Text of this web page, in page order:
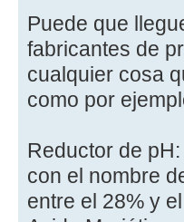
Puede que
fabricantes de
cualquier cosa
como por
Reductor de
con el nombre
entre el 28% y